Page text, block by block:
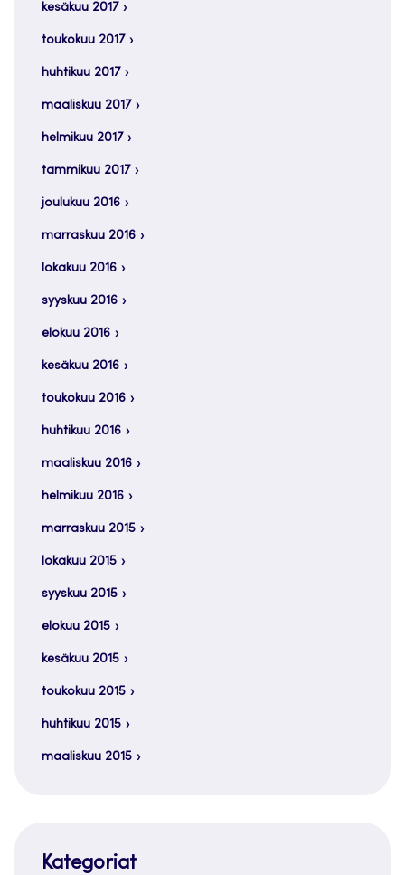
kesäkuu 2017
toukokuu 2017
huhtikuu 2017
maaliskuu 2017
helmikuu 2017
tammikuu 2017
joulukuu 2016
marraskuu 2016
lokakuu 2016
syyskuu 2016
elokuu 2016
kesäkuu 2016
toukokuu 2016
huhtikuu 2016
maaliskuu 2016
helmikuu 2016
marraskuu 2015
lokakuu 2015
syyskuu 2015
elokuu 2015
kesäkuu 2015
toukokuu 2015
huhtikuu 2015
maaliskuu 2015
Kategoriat